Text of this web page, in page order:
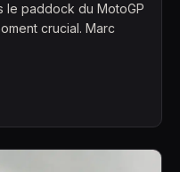
le paddock du MotoGP
crucial. Marc